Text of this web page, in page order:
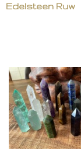
Edelsteen Ruw